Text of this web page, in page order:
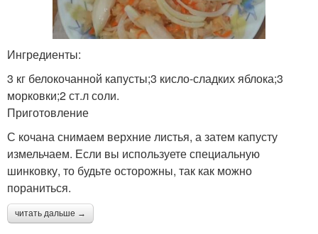
Ингредиенты:
3 кг белокочанной капусты;3 кисло-сладких яблока;3
морковки;2 ст.л соли.
Приготовление
С кочана снимаем верхние листья, а затем капусту
измельчаем. Если вы используете специальную
шинковку, то будьте осторожны, так как можно
пораниться.
читать дальше →